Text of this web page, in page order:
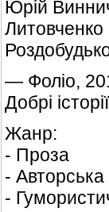
Юрій
— Фоліо,
Добрі
Жанр:
- Проза
-
-